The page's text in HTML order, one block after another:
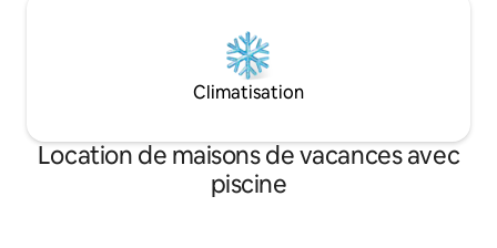
Climatisation
Location de maisons de vacances avec
piscine